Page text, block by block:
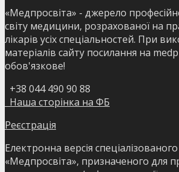
«Медпросвіта» - джерело
світу медицини, розрахованої на
лікарів усіх спеціальностей. При
матеріалів сайту посилання на
обов'язкове!
+38 044 490 90 88
Наша сторінка на ФБ
Реєстрація
Електронна версія
«Медпросвіта», призначеного для